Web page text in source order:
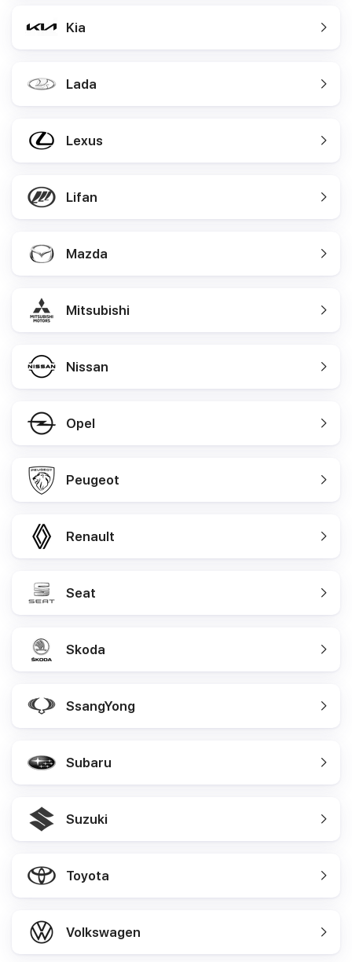
Kia
Lada
Lexus
Lifan
Mazda
Mitsubishi
Nissan
Opel
Peugeot
Renault
Seat
Skoda
SsangYong
Subaru
Suzuki
Toyota
Volkswagen